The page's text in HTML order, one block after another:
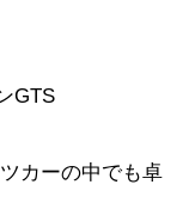
GTS
カーの中でも卓